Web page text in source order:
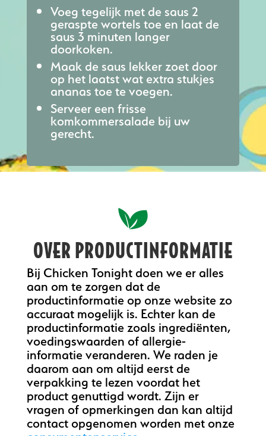
Voeg tegelijk met de saus 2
geraspte wortels toe en laat de
saus 3 minuten langer
doorkoken.
Maak de saus lekker zoet door
op het laatst wat extra stukjes
ananas toe te voegen.
Serveer een frisse
komkommersalade bij uw
gerecht.
OVER PRODUCTINFORMATIE
Bij Chicken Tonight doen we er alles
aan om te zorgen dat de
productinformatie op onze website zo
accuraat mogelijk is. Echter kan de
productinformatie zoals ingrediënten,
voedingswaarden of allergie-
informatie veranderen. We raden je
daarom aan om altijd eerst de
verpakking te lezen voordat het
product genuttigd wordt. Zijn er
vragen of opmerkingen dan kan altijd
contact opgenomen worden met onze